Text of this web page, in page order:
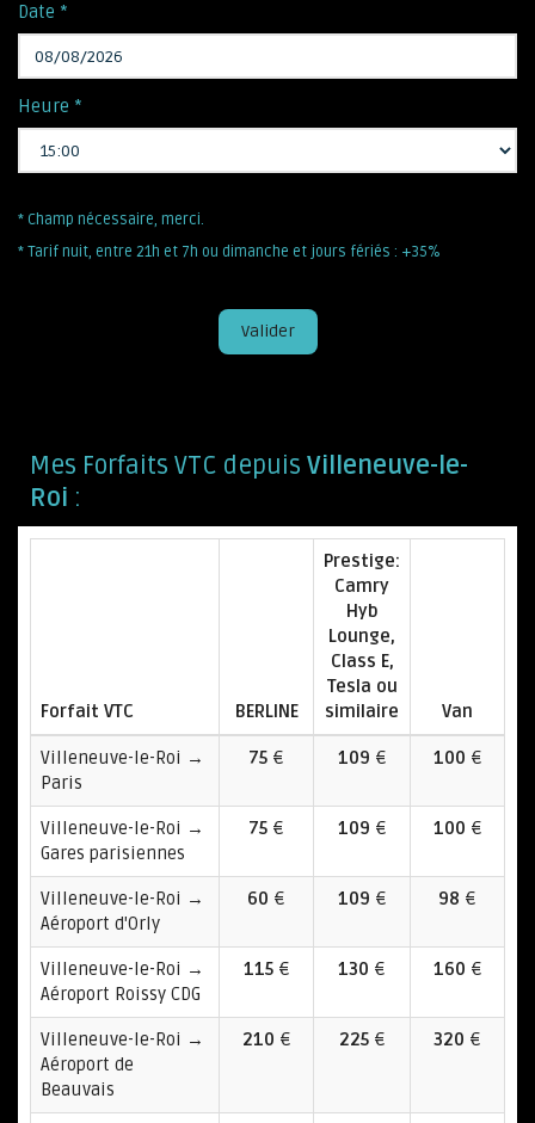
Date *
Heure *
* Champ nécessaire, merci.
* Tarif nuit, entre 21h et 7h ou dimanche et jours fériés : +35%
Valider
Mes Forfaits VTC depuis Villeneuve-le-
Roi :
Forfait VTC BERLINE
Prestige:
Camry
Hyb
Lounge,
Class E,
Tesla ou
similaire
Van
Villeneuve-le-Roi →
Paris
75 € 109 € 100 €
Villeneuve-le-Roi →
Gares parisiennes
75 € 109 € 100 €
Villeneuve-le-Roi →
Aéroport d'Orly
60 € 109 € 98 €
Villeneuve-le-Roi →
Aéroport Roissy CDG
115€ 130 € 160 €
Villeneuve-le-Roi →
Aéroport de
Beauvais
210 € 225€ 320 €